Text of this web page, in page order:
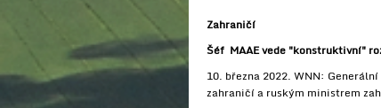
Zahraničí
Šéf MAAE vede "konstruktivní"
10. března 2022. WNN:
zahraničí a ruským ministrem